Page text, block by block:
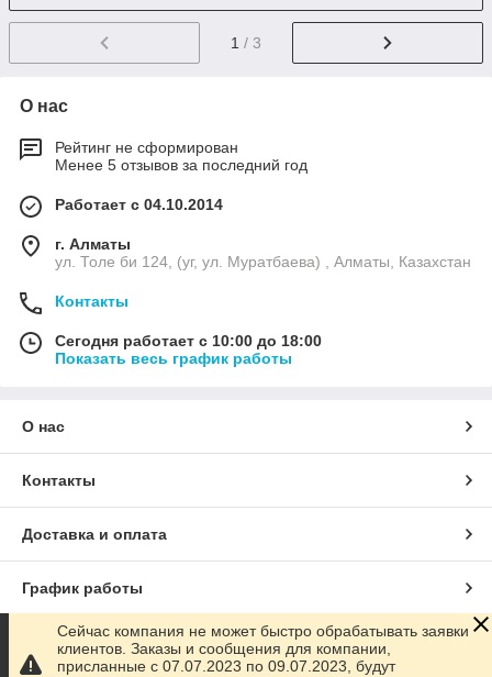
1 / 3
О нас
Рейтинг не сформирован
Менее 5 отзывов за последний год
Работает с 04.10.2014
г. Алматы
ул. Толе би 124, (уг, ул. Муратбаева) , Алматы, Казахстан
Контакты
Сегодня работает с 10:00 до 18:00
Показать весь график работы
О нас
Контакты
Доставка и оплата
График работы
Полная версия сайта
Сейчас компания не может быстро обрабатывать заявки
клиентов. Заказы и сообщения для компании,
присланные с 07.07.2023 по 09.07.2023, будут